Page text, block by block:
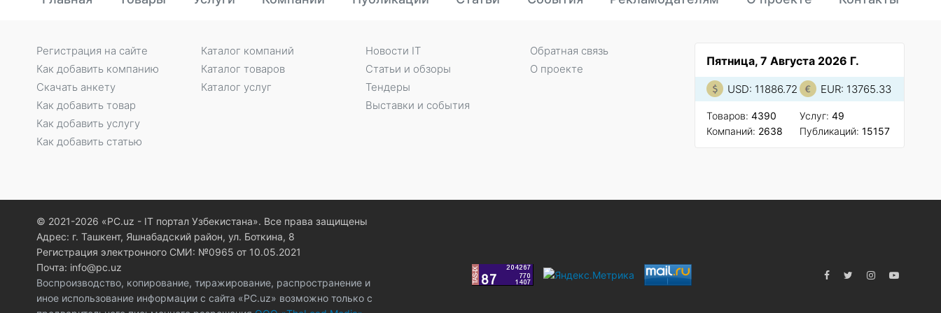
Пятница, 7 Августа 2026 Г.
USD: 11886.72 EUR: 13765.33
Товаров: 4390
Компаний: 2638
Услуг: 49
Публикаций: 15157
Регистрация на сайте
Как добавить компанию
Скачать анкету
Как добавить товар
Как добавить услугу
Как добавить статью
Каталог компаний
Каталог товаров
Каталог услуг
Новости IT
Статьи и обзоры
Тендеры
Выставки и события
Обратная связь
О проекте
© 2021-2026 «PC.uz - IT портал Узбекистана». Все права защищены
Адрес: г. Ташкент, Яшнабадский район, ул. Боткина, 8
Регистрация электронного СМИ: №0965 от 10.05.2021
Почта: info@pc.uz
Воспроизводство, копирование, тиражирование, распространение и
иное использование информации с сайта «PC.uz» возможно только с